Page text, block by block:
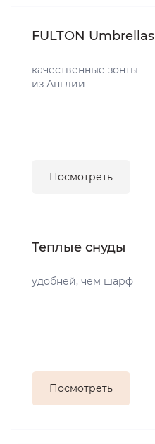
FULTON Umbrellas
качественные зонты
из Англии
Посмотреть
Теплые снуды
удобней, чем шарф
Посмотреть